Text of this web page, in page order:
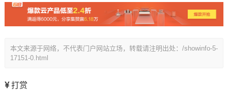
本文来源于网络，不代表门户网站立场，转载请注明出处：/showinfo-5-
17151-0.html
打赏